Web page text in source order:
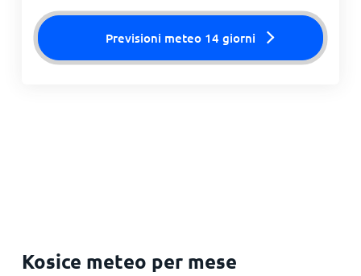
Previsioni meteo 14 giorni
Kosice meteo per mese